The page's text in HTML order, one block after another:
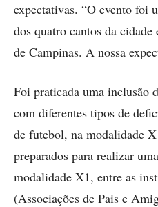
expectativas. “O evento foi
dos quatro cantos da
de Campinas. A nossa
Foi praticada uma inclusão
com diferentes tipos de
de futebol, na modalidade
preparados para realizar
modalidade X1, entre as
(Associações de Pais e